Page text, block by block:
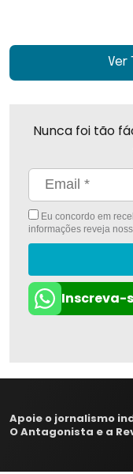
Ver
Nunca foi tão
Eu concordo em
informações reveja
Inscreva-
Apoie o jornalismo
O Antagonista e a